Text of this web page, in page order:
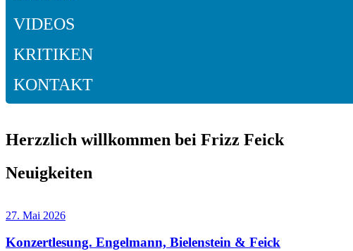
VIDEOS
KRITIKEN
KONTAKT
Herzzlich willkommen bei Frizz Feick
Neuigkeiten
27. Mai 2026
Konzertlesung. Engelmann, Bielenstein & Feick